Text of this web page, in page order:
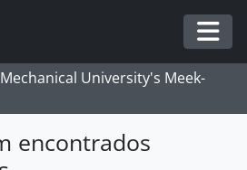
University's Meek-
encontrados